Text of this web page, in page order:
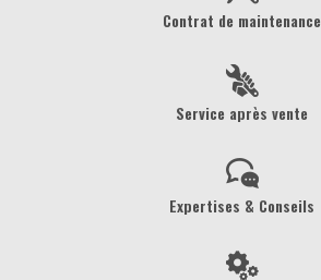
Contrat de maintenance
Service après vente
Expertises & Conseils